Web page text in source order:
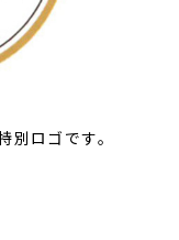
ロゴです。